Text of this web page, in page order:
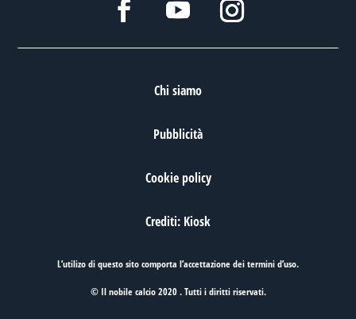
Chi siamo
Pubblicità
Cookie policy
Crediti: Kiosk
L’utilizo di questo sito comporta l’accettazione deitermini d’uso.
© Il nobile calcio 2020 . Tutti i diritti riservati.